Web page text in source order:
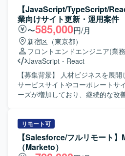
件の理解を前提とした導線改善の
だきます。 ・AIツール（ChatGPT
効率的な更新フローの推進を行っ
的な運用サポートおよびサイト品
んでいただきます。 【ポジションの魅力】 生成AIを活用し
た法人向けプロダクトのWebを担
アウトプットを出していただけま
く、UX・導線設計など、サイト全
いただけます。 AIを積極活用した
いる環境でご就業いただけます。
組みを正しく理解し、レイアウト
業ができる方を求めています。 指
イトの構造や目的に合わせて自発
ます。 単なる作業の代行者ではな
【JavaScript/TypeScript/
業向けサイト更新・運用案件
〜585,000円/月
新宿区（東京都）
フロントエンドエンジニア(業
JavaScript ・ React
【募集背景】 人材ビジネスを展開
サービスサイトやコーポレートサ
ーズが増加しており、継続的な改
対象に、実装やコンテンツの作成
を行っていただきます。 要件整理
ール調整や設定作業を行い、複数
ていただきます。 タスクはSlackを
リモート可
【Salesforce/フルリモート
（Marketo）